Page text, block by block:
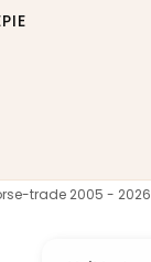
trade 2005 - 2026